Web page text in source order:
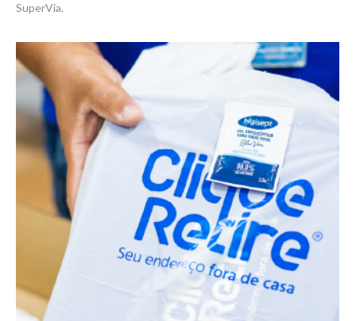
SuperVia.